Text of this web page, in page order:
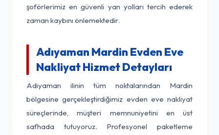
şoförlerimiz en güvenli yan yolları tercih ederek
zaman kaybını önlemektedir.
Adıyaman Mardin Evden Eve
Nakliyat Hizmet Detayları
Adıyaman ilinin tüm noktalarından Mardin
bölgesine gerçekleştirdiğimiz evden eve nakliyat
süreçlerinde, müşteri memnuniyetini en üst
safhada tutuyoruz. Profesyonel paketleme